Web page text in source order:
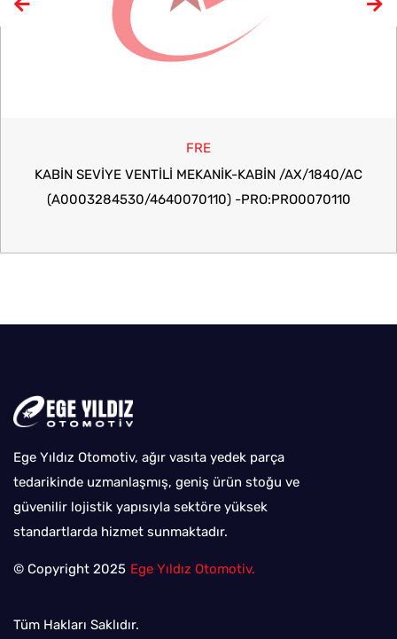
FRE
KABİN SEVİYE VENTİLİ MEKANIK-KABIN /AX/1840/AC
(A0003284530/4640070110) -PRO:PRO0070110
Ege Yıldız Otomotiv, ağır vasıta yedek parça
tedarikinde uzmanlaşmış, geniş ürün stoğu ve
güvenilir lojistik yapısıyla sektöre yüksek
standartlarda hizmet sunmaktadır.
© Copyright 2025 Ege Yıldız Otomotiv.
Tüm Hakları Saklıdır.